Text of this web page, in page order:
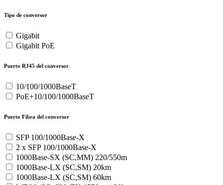
Tipo de conversor
Gigabit
Gigabit PoE
Puerto RJ45 del conversor
10/100/1000BaseT
PoE+10/100/1000BaseT
Puerto Fibra del conversor
SFP 100/1000Base-X
2 x SFP 100/1000Base-X
1000Base-SX (SC,MM) 220/550m
1000Base-LX (SC,SM) 20km
1000Base-LX (SC,SM) 60km